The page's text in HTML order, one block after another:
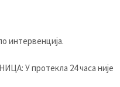
интервенција.
У протекла 24 часа није